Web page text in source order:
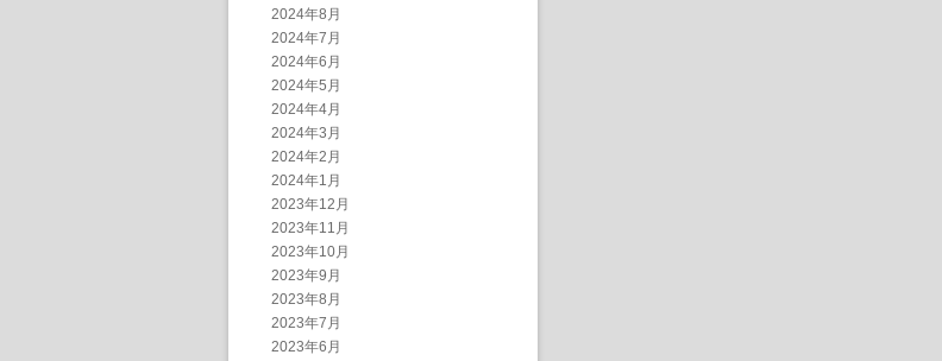
2024年8月
2024年7月
2024年6月
2024年5月
2024年4月
2024年3月
2024年2月
2024年1月
2023年12月
2023年11月
2023年10月
2023年9月
2023年8月
2023年7月
2023年6月